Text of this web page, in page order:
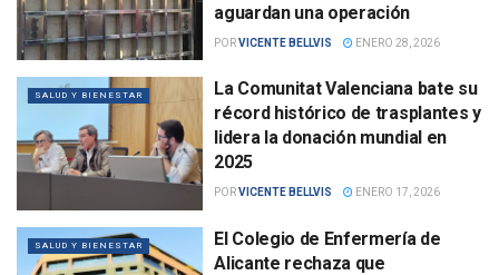
aguardan una operación
PORVICENTE BELLVIS ENERO 28, 2026
SALUD Y BIENESTAR
La Comunitat Valenciana bate su
récord histórico de trasplantes y
lidera la donación mundial en
2025
PORVICENTE BELLVIS ENERO 17, 2026
SALUD Y BIENESTAR
El Colegio de Enfermería de
Alicante rechaza que